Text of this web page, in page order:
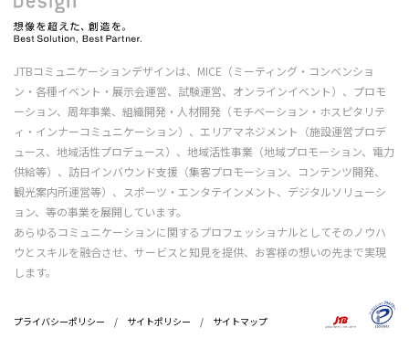
JTBコミュニケーションデザインは、MICE（ミーティング・コンベンショ
ン・各種イベント・展示会運営、試験運営、オンラインイベント）、プロモ
ーション、周年事業、組織開発・人材開発（モチベーション・ホスピタリテ
ィ・インナーコミュニケーション）、エリアマネジメント（施設運営プロデ
ュース、地域活性プロデュース）、地域活性事業（地域プロモーション、電力
供給等）、訪日インバウンド支援（集客プロモーション、コンテンツ開発、
観光案内所運営等）、スポーツ・エンタテインメント、デジタルソリューシ
ョン、等の事業を展開しています。
あらゆるコミュニケーションに関するプロフェッショナルとしてそのノウハ
ウとスキルを融合させ、サービスと知見を提供、お客様の想いの先まで実現
します。
プライバシーポリシー / サイトポリシー / サイトマップ